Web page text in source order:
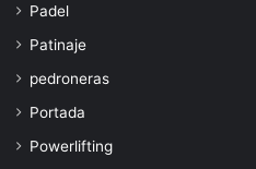
Padel
Patinaje
pedroneras
Portada
Powerlifting